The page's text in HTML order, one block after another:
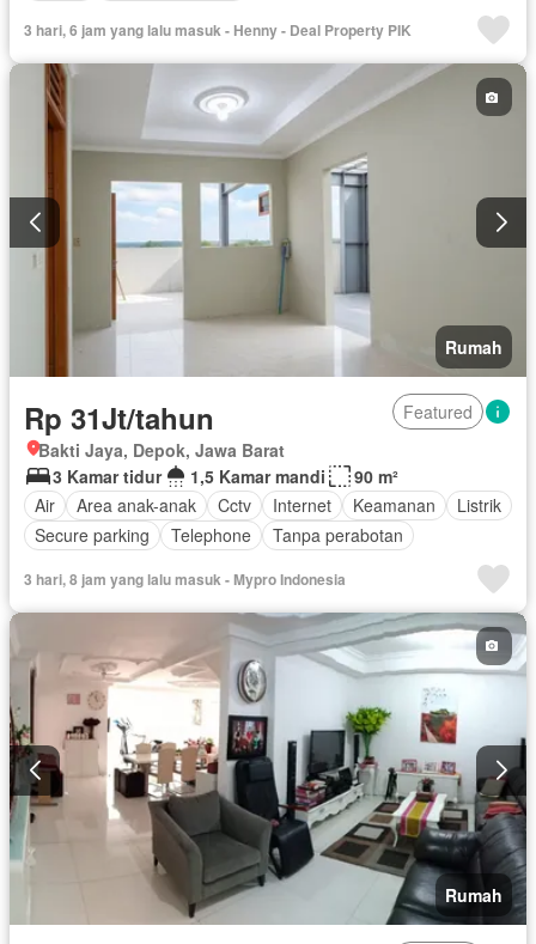
3 hari, 6 jam yang lalu masuk - Henny - Deal Property PIK
Rumah
Rp 31Jt/tahun
Featured
Bakti Jaya, Depok, Jawa Barat
3 Kamar tidur
1,5 Kamar mandi
90 m²
Air
Area anak-anak Cctv Internet Keamanan
Listrik
Secure parking
Telephone Tanpa perabotan
3 hari, 8 jam yang lalu masuk - Mypro Indonesia
Rumah